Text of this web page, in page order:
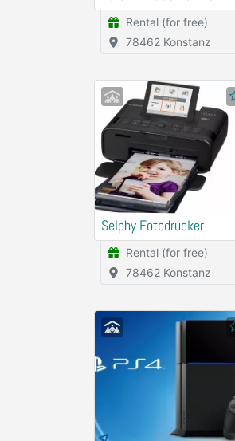
Rental (for free)
78462 Konstanz
Selphy Fotodrucker
Rental (for free)
78462 Konstanz